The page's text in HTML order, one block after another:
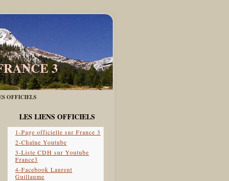
3
OFFICIELS
LES LIENS OFFICIELS
1-Page officielle sur France 3
2-Chaîne Youtube
3-Liste CDH sur Youtube
France3
4-Facebook Laurent
Guillaume